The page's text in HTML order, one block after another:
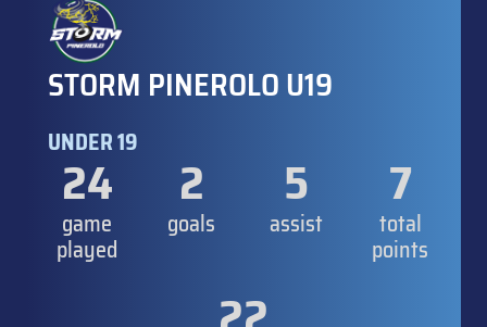
STORM PINEROLO U19
UNDER 19
24
game
played
2
goals
5
assist
7
total
points